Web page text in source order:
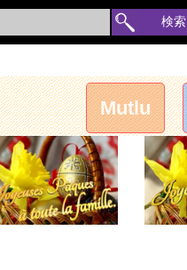
検索
Mutlu